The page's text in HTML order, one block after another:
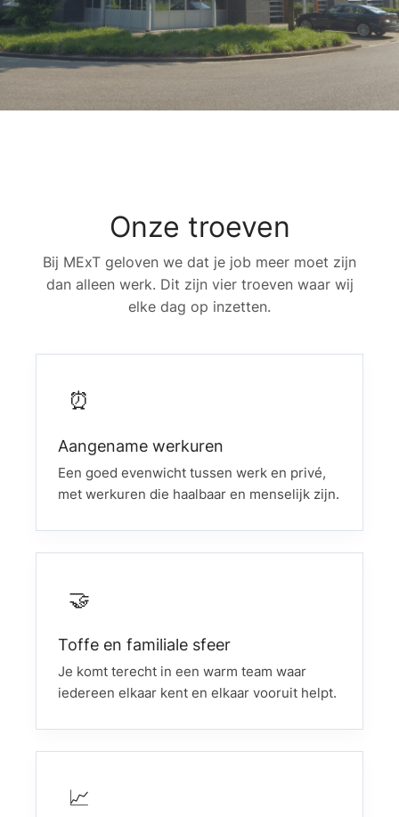
Onze troeven
Bij MExT geloven we dat je job meer moet zijn
dan alleen werk. Dit zijn vier troeven waar wij
elke dag op inzetten.
⏰
Aangename werkuren
Een goed evenwicht tussen werk en privé,
met werkuren die haalbaar en menselijk zijn.
🤝
Toffe en familiale sfeer
Je komt terecht in een warm team waar
iedereen elkaar kent en elkaar vooruit helpt.
📈